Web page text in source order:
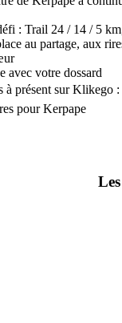
: Trail 24 / 14 / 5
au partage, aux
avec votre dossard
à présent sur Klikego :
pour Kerpape
Les